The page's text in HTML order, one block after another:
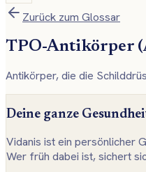
Zurück zum Glossar
TPO-Antikörper
Antikörper, die die
Deine ganze
Vidanis ist ein persönlicher
Wer früh dabei ist, sichert